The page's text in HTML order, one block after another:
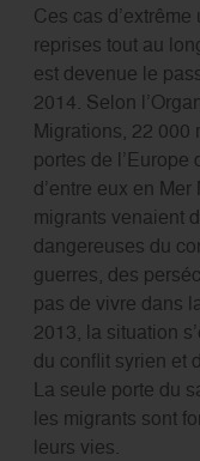
Ces cas
reprises tout au
est devenue le
2014. Selon
Migrations, 22 000
portes de l’Europe
d’entre eux en
migrants venaient
dangereuses du
guerres, des
pas de vivre dans
2013, la situation
du conflit syrien et
La seule porte du
les migrants sont
leurs vies.